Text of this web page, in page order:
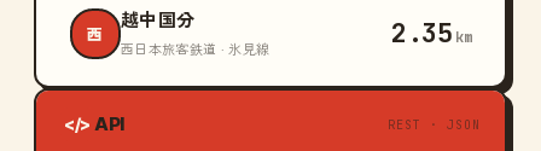
西
越中国分
西日本旅客鉄道 · 氷見線 2.35 km
</> API REST · JSON